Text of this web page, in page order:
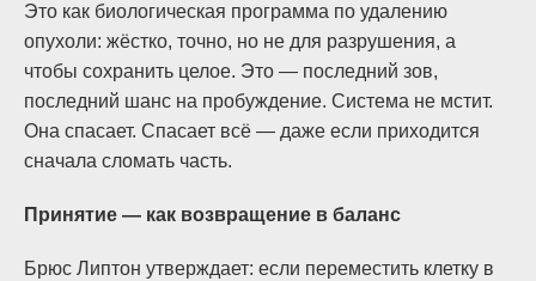
Это как биологическая программа по удалению
опухоли: жёстко, точно, но не для разрушения, а
чтобы сохранить целое. Это — последний зов,
последний шанс на пробуждение. Система не мстит.
Она спасает. Спасает всё — даже если приходится
сначала сломать часть.
Принятие — как возвращение в баланс
Брюс Липтон утверждает: если переместить клетку в